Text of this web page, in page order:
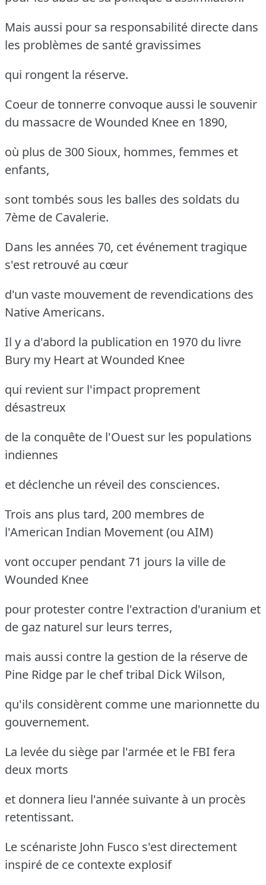
Mais aussi pour sa responsabilité directe dans
les problèmes de santé gravissimes
qui rongent la réserve.
Coeur de tonnerre convoque aussi le souvenir
du massacre de Wounded Knee en 1890,
où plus de 300 Sioux, hommes, femmes et
enfants,
sont tombés sous les balles des soldats du
7ème de Cavalerie.
Dans les années 70, cet événement tragique
s'est retrouvé au cœur
d'un vaste mouvement de revendications des
Native Americans.
Il y a d'abord la publication en 1970 du livre
Bury my Heart at Wounded Knee
qui revient sur l'impact proprement
désastreux
de la conquête de l'Ouest sur les populations
indiennes
et déclenche un réveil des consciences.
Trois ans plus tard, 200 membres de
l'American Indian Movement (ou AIM)
vont occuper pendant 71 jours la ville de
Wounded Knee
pour protester contre l'extraction d'uranium et
de gaz naturel sur leurs terres,
mais aussi contre la gestion de la réserve de
Pine Ridge par le chef tribal Dick Wilson,
qu'ils considèrent comme une marionnette du
gouvernement.
La levée du siège par l'armée et le FBI fera
deux morts
et donnera lieu l'année suivante à un procès
retentissant.
Le scénariste John Fusco s'est directement
inspiré de ce contexte explosif